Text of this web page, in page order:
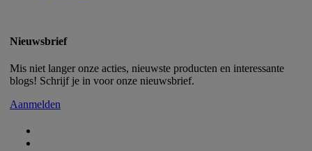
Nieuwsbrief
Mis niet langer onze acties, nieuwste producten en interessante
blogs! Schrijf je in voor onze nieuwsbrief.
Aanmelden